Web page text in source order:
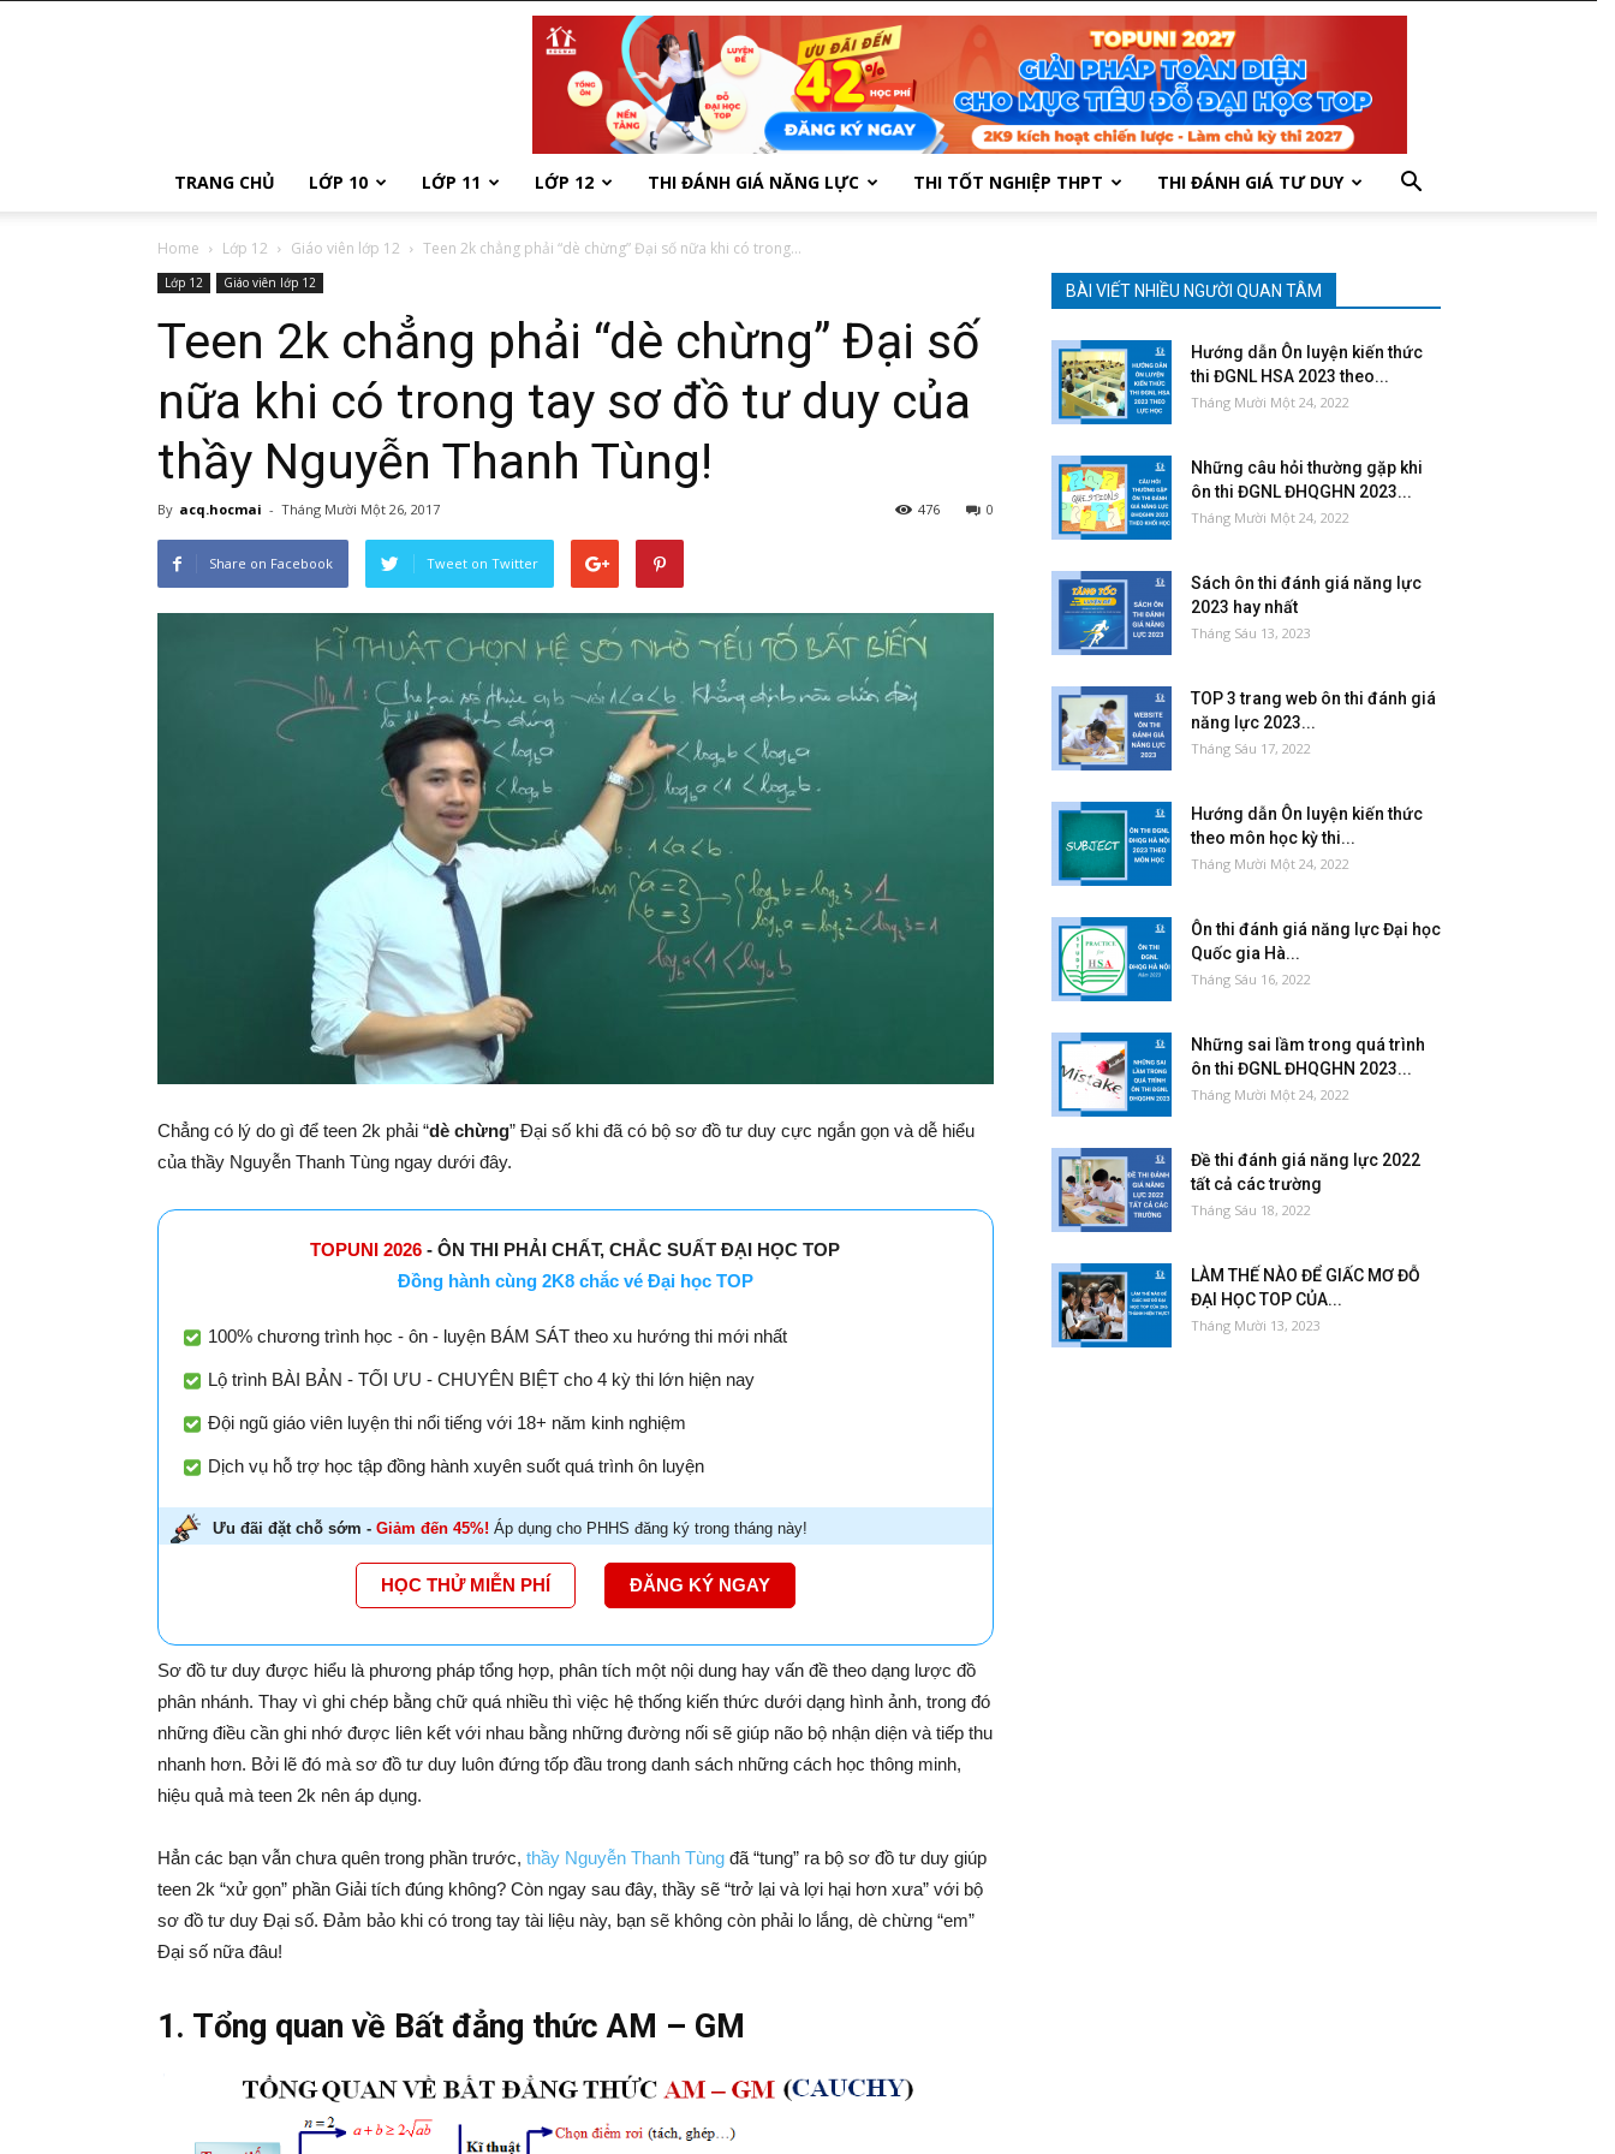
TRANG CHỦ LỚP 10 LỚP 11 LỚP 12 THI ĐÁNH GIÁ NĂNG LỰC THI TỐT NGHIỆP THPT THI ĐÁNH GIÁ TƯ DUY
Home Lớp 12 Giáo viên lớp 12 Teen 2k chẳng phải “dè chừng” Đại số nữa khi có trong...
Lớp 12 Giáo viên lớp 12
Teen 2k chẳng phải “dè chừng” Đại số
nữa khi có trong tay sơ đồ tư duy của
thầy Nguyễn Thanh Tùng!
By acq.hocmai - Tháng Mười Một 26, 2017 0
476
Share on Facebook Tweet on Twitter
Chẳng có lý do gì để teen 2k phải “dè chừng” Đại số khi đã có bộ sơ đồ tư duy cực ngắn gọn và dễ hiểu
của thầy Nguyễn Thanh Tùng ngay dưới đây.
TOPUNI 2026 - ÔN THI PHẢI CHẤT, CHẮC SUẤT ĐẠI HỌC TOP
Đồng hành cùng 2K8 chắc vé Đại học TOP
100% chương trình học - ôn - luyện BÁM SÁT theo xu hướng thi mới nhất
Lộ trình BÀI BẢN - TỐI ƯU - CHUYÊN BIỆT cho 4 kỳ thi lớn hiện nay
Đội ngũ giáo viên luyện thi nổi tiếng với 18+ năm kinh nghiệm
Dịch vụ hỗ trợ học tập đồng hành xuyên suốt quá trình ôn luyện
Ưu đãi đặt chỗ sớm - Giảm đến 45%! Áp dụng cho PHHS đăng ký trong tháng này!
HỌC THỬ MIỄN PHÍ ĐĂNG KÝ NGAY
Sơ đồ tư duy được hiểu là phương pháp tổng hợp, phân tích một nội dung hay vấn đề theo dạng lược đồ
phân nhánh. Thay vì ghi chép bằng chữ quá nhiều thì việc hệ thống kiến thức dưới dạng hình ảnh, trong đó
những điều cần ghi nhớ được liên kết với nhau bằng những đường nối sẽ giúp não bộ nhận diện và tiếp thu
nhanh hơn. Bởi lẽ đó mà sơ đồ tư duy luôn đứng tốp đầu trong danh sách những cách học thông minh,
hiệu quả mà teen 2k nên áp dụng.
Hẳn các bạn vẫn chưa quên trong phần trước, thầy Nguyễn Thanh Tùngđã “tung” ra bộ sơ đồ tư duy giúp
teen 2k “xử gọn” phần Giải tích đúng không? Còn ngay sau đây, thầy sẽ “trở lại và lợi hại hơn xưa” với bộ
sơ đồ tư duy Đại số. Đảm bảo khi có trong tay tài liệu này, bạn sẽ không còn phải lo lắng, dè chừng “em”
Đại số nữa đâu!
1. Tổng quan về Bất đẳng thức AM – GM
BÀI VIẾT NHIỀU NGƯỜI QUAN TÂM
Hướng dẫn Ôn luyện kiến thức
thi ĐGNL HSA 2023 theo...
Tháng Mười Một 24, 2022
Những câu hỏi thường gặp khi
ôn thi ĐGNL ĐHQGHN 2023...
Tháng Mười Một 24, 2022
Sách ôn thi đánh giá năng lực
2023 hay nhất
Tháng Sáu 13, 2023
TOP 3 trang web ôn thi đánh giá
năng lực 2023...
Tháng Sáu 17, 2022
Hướng dẫn Ôn luyện kiến thức
theo môn học kỳ thi...
Tháng Mười Một 24, 2022
Ôn thi đánh giá năng lực Đại học
Quốc gia Hà...
Tháng Sáu 16, 2022
Những sai lầm trong quá trình
ôn thi ĐGNL ĐHQGHN 2023...
Tháng Mười Một 24, 2022
Đề thi đánh giá năng lực 2022
tất cả các trường
Tháng Sáu 18, 2022
LÀM THẾ NÀO ĐỂ GIẤC MƠ ĐỖ
ĐẠI HỌC TOP CỦA...
Tháng Mười 13, 2023